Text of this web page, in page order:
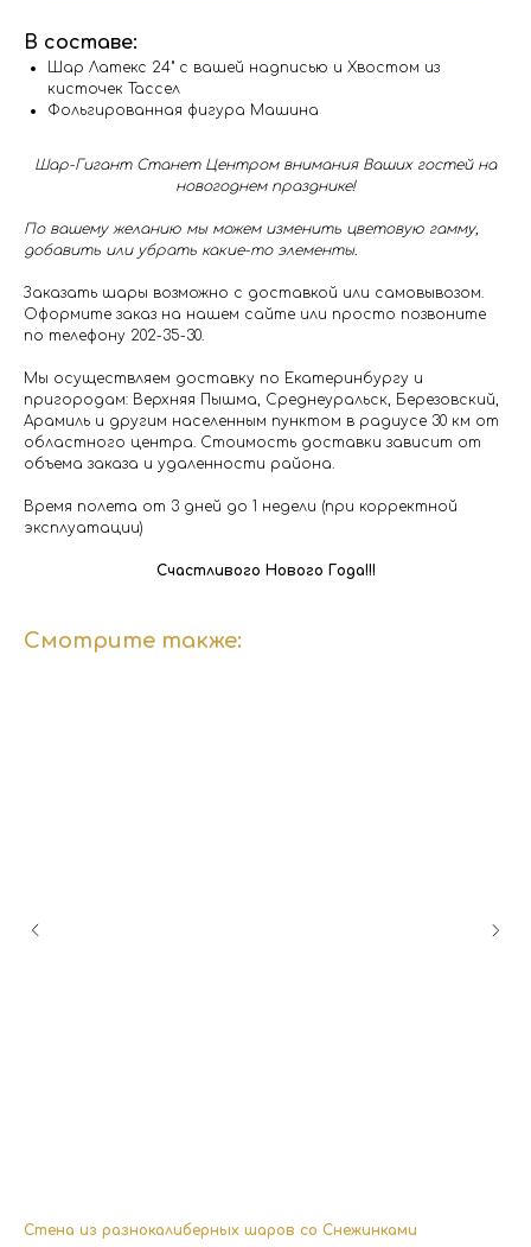
В составе:
Шар Латекс 24" с вашей надписью и Хвостом из
кисточек Тассел
Фольгированная фигура Машина
Шар-Гигант Станет Центром внимания Ваших гостей на
новогоднем празднике!
По вашему желанию мы можем изменить цветовую гамму,
добавить или убрать какие-то элементы.
Заказать шары возможно с доставкой или самовывозом.
Оформите заказ на нашем сайте или просто позвоните
по телефону 202-35-30.
Мы осуществляем доставку по Екатеринбургу и
пригородам: Верхняя Пышма, Среднеуральск, Березовский,
Арамиль и другим населенным пунктом в радиусе 30 км от
областного центра. Стоимость доставки зависит от
объема заказа и удаленности района.
Время полета от 3 дней до 1 недели (при корректной
эксплуатации)
Счастливого Нового Года!!!
Смотрите также:
Стена из разнокалиберных шаров со Снежинками